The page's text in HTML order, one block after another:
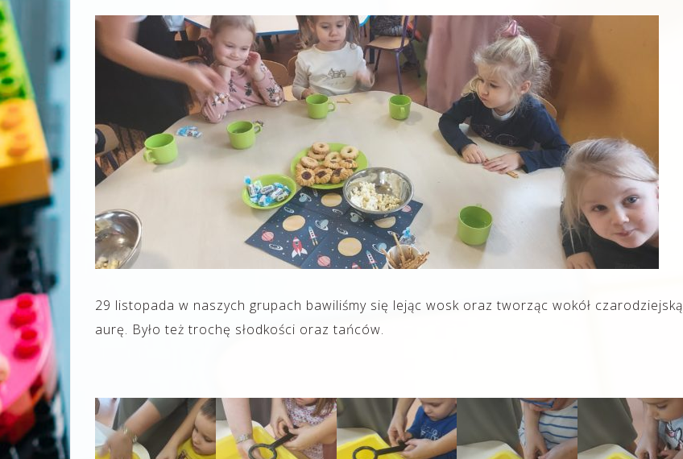
29 listopada w naszych grupach bawiliśmy się lejąc wosk oraz tworząc wokół czarodziejską
aurę. Było też trochę słodkości oraz tańców.